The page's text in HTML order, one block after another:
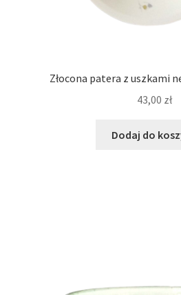
Złocona patera z uszkami
43,00 zł
Dodaj do